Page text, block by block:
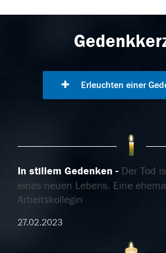
Erleuchten einer
In stillem Gedenken
Der Tod
eines neuen Lebens. Eine
Arbeitskollegin
27.02.2023